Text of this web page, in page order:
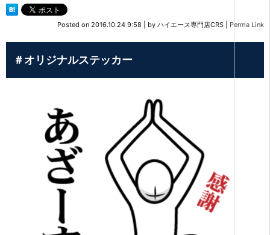
Posted on 2016.10.24 9:58 by ハイエース専門店CRS Perma Link
＃オリジナルステッカー